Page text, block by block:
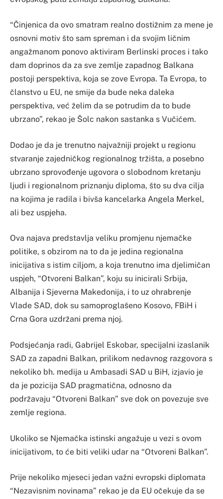
“Činjenica da ovo smatram realno dostižnim za mene je
osnovni motiv što sam spreman i da svojim ličnim
angažmanom ponovo aktiviram Berlinski proces i tako
dam doprinos da za sve zemlje zapadnog Balkana
postoji perspektiva, koja se zove Evropa. Ta Evropa, to
članstvo u EU, ne smije da bude neka daleka
perspektiva, već želim da se potrudim da to bude
ubrzano”, rekao je Šolc nakon sastanka s Vučićem.
Dodao je da je trenutno najvažniji projekt u regionu
stvaranje zajedničkog regionalnog tržišta, a posebno
ubrzano sprovođenje ugovora o slobodnom kretanju
ljudi i regionalnom priznanju diploma, što su dva cilja
na kojima je radila i bivša kancelarka Angela Merkel,
ali bez uspjeha.
Ova najava predstavlja veliku promjenu njemačke
politike, s obzirom na to da je jedina regionalna
inicijativa s istim ciljom, a koja trenutno ima djelimičan
uspjeh, “Otvoreni Balkan”, koju su inicirali Srbija,
Albanija i Sjeverna Makedonija, i to uz ohrabrenje
Vlade SAD, dok su samoproglašeno Kosovo, FBiH i
Crna Gora uzdržani prema njoj.
Podsjećanja radi, Gabrijel Eskobar, specijalni izaslanik
SAD za zapadni Balkan, prilikom nedavnog razgovora s
nekoliko bh. medija u Ambasadi SAD u BiH, izjavio je
da je pozicija SAD pragmatična, odnosno da
podržavaju “Otvoreni Balkan” sve dok on povezuje sve
zemlje regiona.
Ukoliko se Njemačka istinski angažuje u vezi s ovom
inicijativom, to će biti veliki udar na “Otvoreni Balkan”.
Prije nekoliko mjeseci jedan važni evropski diplomata
“Nezavisnim novinama” rekao je da EU očekuje da se